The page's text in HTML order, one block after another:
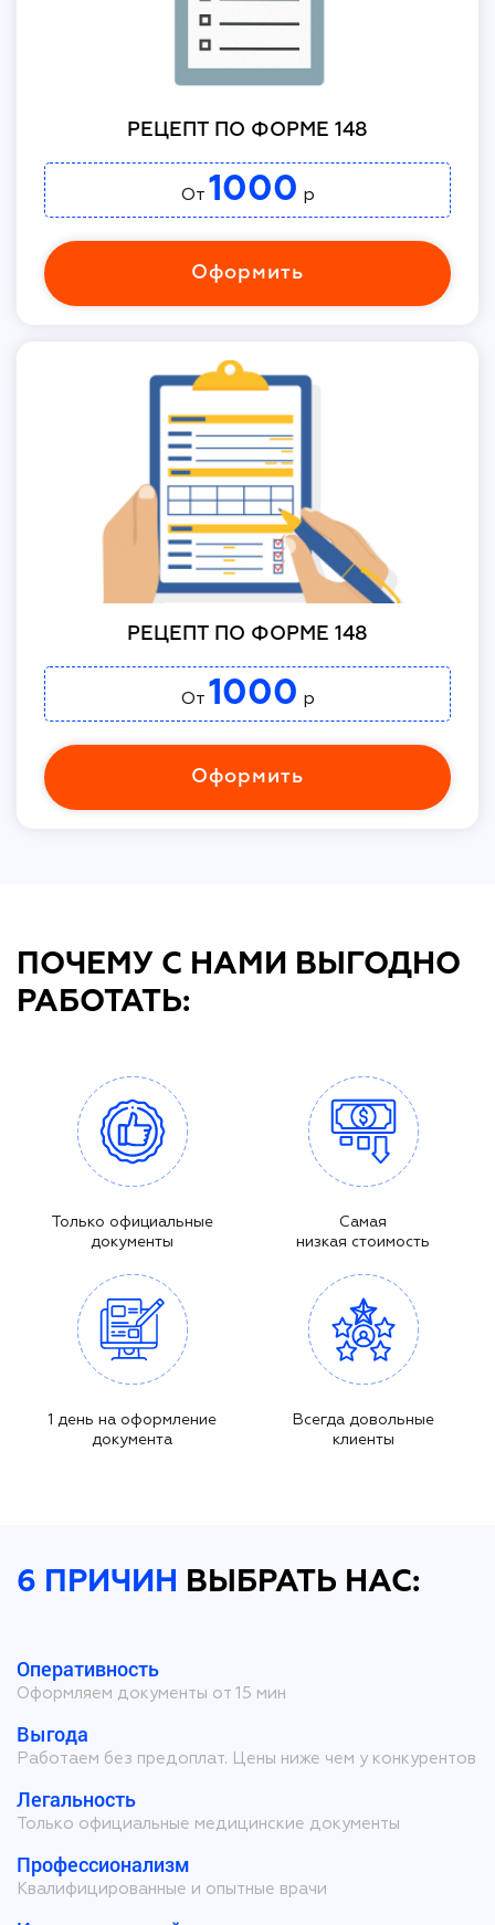
РЕЦЕПТ ПО ФОРМЕ 148
От 1000 р
Оформить
РЕЦЕПТ ПО ФОРМЕ 148
От 1000 р
Оформить
ПОЧЕМУ С НАМИ ВЫГОДНО
РАБОТАТЬ:
Только официальные
документы
Самая
низкая стоимость
1 день на оформление
документа
Всегда довольные
клиенты
6 ПРИЧИН ВЫБРАТЬ НАС:
Оперативность
Оформляем документы от 15 мин
Выгода
Работаем без предоплат. Цены ниже чем у конкурентов
Легальность
Только официальные медицинские документы
Профессионализм
Квалифицированные и опытные врачи